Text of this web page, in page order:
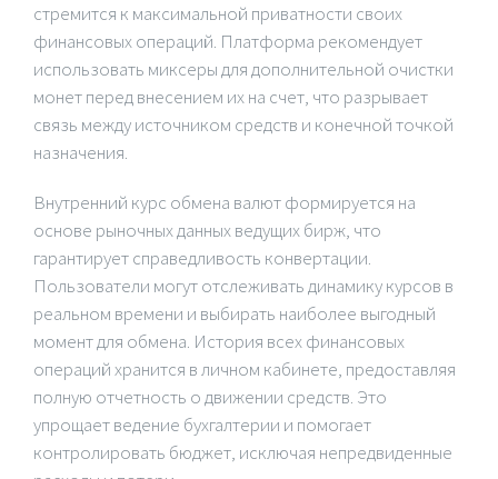
стремится к максимальной приватности своих
финансовых операций. Платформа рекомендует
использовать миксеры для дополнительной очистки
монет перед внесением их на счет, что разрывает
связь между источником средств и конечной точкой
назначения.
Внутренний курс обмена валют формируется на
основе рыночных данных ведущих бирж, что
гарантирует справедливость конвертации.
Пользователи могут отслеживать динамику курсов в
реальном времени и выбирать наиболее выгодный
момент для обмена. История всех финансовых
операций хранится в личном кабинете, предоставляя
полную отчетность о движении средств. Это
упрощает ведение бухгалтерии и помогает
контролировать бюджет, исключая непредвиденные